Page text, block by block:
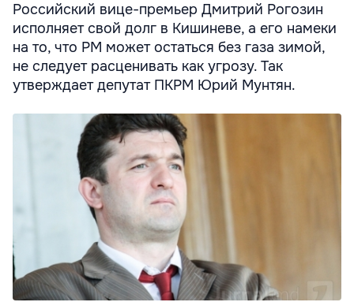
Российский вице-премьер Дмитрий Рогозин
исполняет свой долг в Кишиневе, а его намеки
на то, что РМ может остаться без газа зимой,
не следует расценивать как угрозу. Так
утверждает депутат ПКРМ Юрий Мунтян.